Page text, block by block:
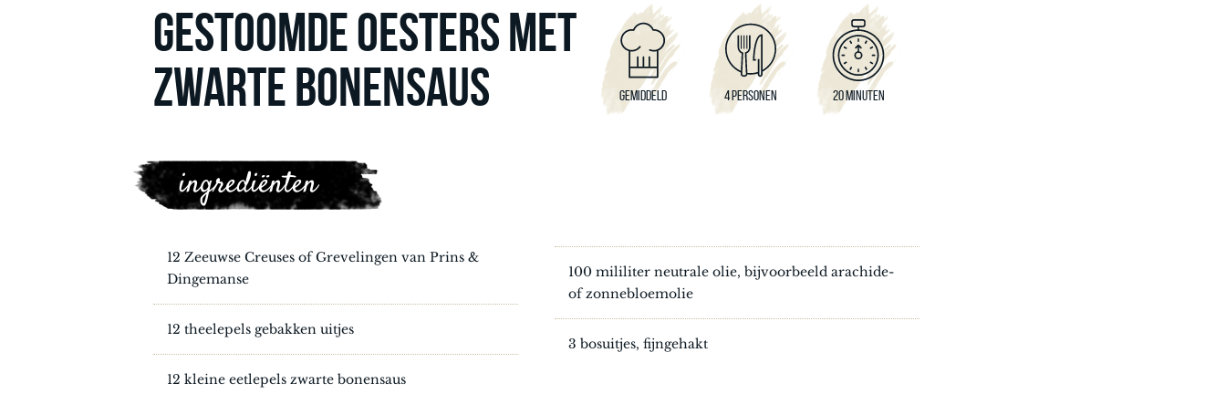
GESTOOMDE OESTERS MET
ZWARTE BONENSAUS
GEMIDDELD 4 PERSONEN 20 MINUTEN
ingrediënten
12 Zeeuwse Creuses of Grevelingen van Prins &
Dingemanse
12 theelepels gebakken uitjes
12 kleine eetlepels zwarte bonensaus
100 mililiter neutrale olie, bijvoorbeeld arachide-
of zonnebloemolie
3 bosuitjes, fijngehakt